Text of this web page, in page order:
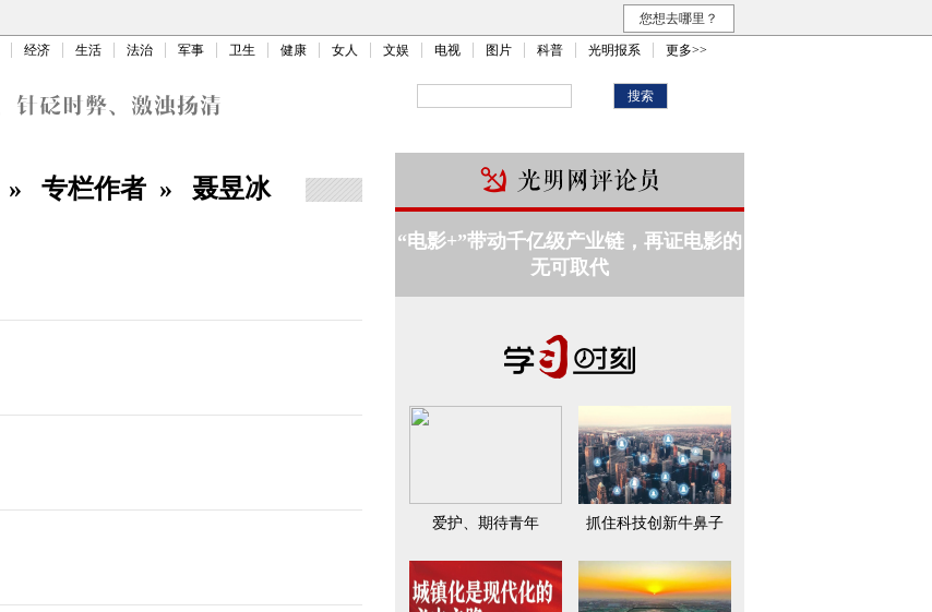
您想去哪里？
经济 生活 法治 军事 卫生 健康 女人 文娱 电视 图片 科普 光明报系 更多>>
» 专栏作者 » 聂昱冰
“电影+”带动千亿级产业链，再证电影的
无可取代
爱护、期待青年 抓住科技创新牛鼻子